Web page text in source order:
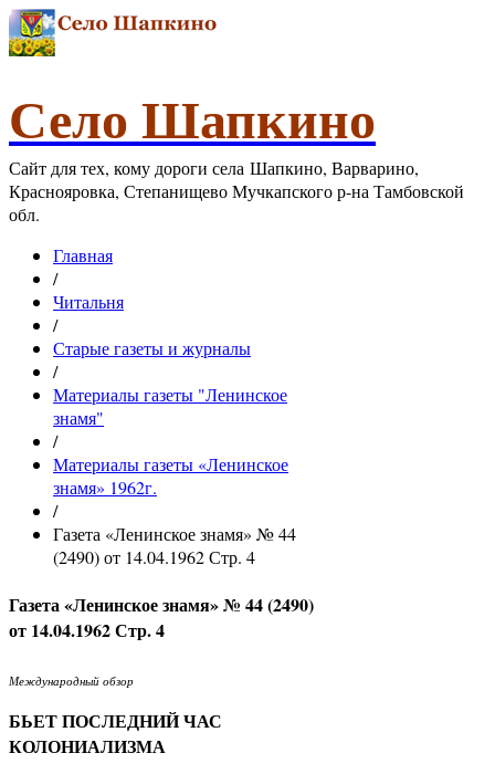
Село Шапкино
Сайт для тех, кому дороги села Шапкино, Варварино,
Краснояровка, Степанищево Мучкапского р-на Тамбовской
обл.
Главная
/
Читальня
/
Старые газеты и журналы
/
Материалы газеты "Ленинское
знамя"
/
Материалы газеты «Ленинское
знамя» 1962г.
/
Газета «Ленинское знамя» № 44
(2490) от 14.04.1962 Стр. 4
Газета «Ленинское знамя» № 44 (2490)
от 14.04.1962 Стр. 4
Международный обзор
БЬЕТ ПОСЛЕДНИЙ ЧАС
КОЛОНИАЛИЗМА